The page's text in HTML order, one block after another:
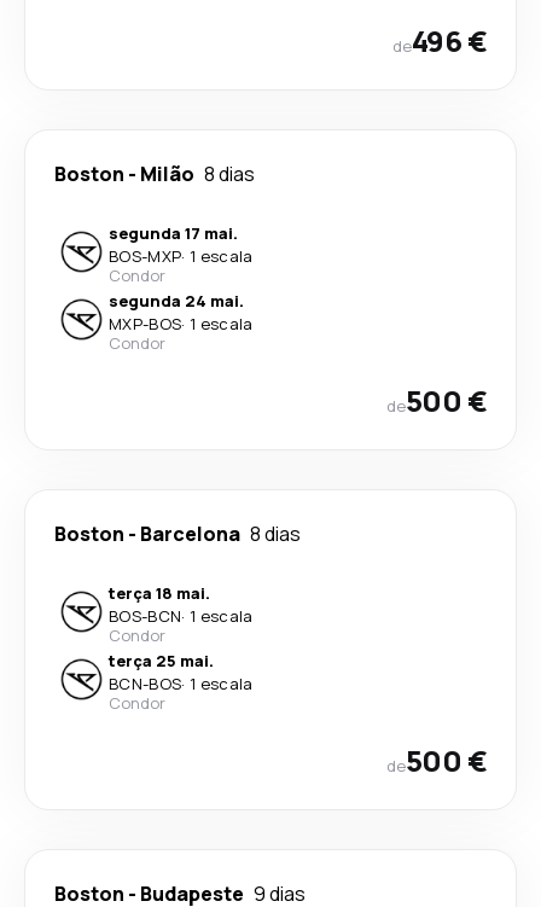
de496 €
Boston - Milão 8 dias
segunda 17 mai.
BOS-MXP· 1 escala
Condor
segunda 24 mai.
MXP-BOS· 1 escala
Condor
de500 €
Boston - Barcelona 8 dias
terça 18 mai.
BOS-BCN· 1 escala
Condor
terça 25 mai.
BCN-BOS· 1 escala
Condor
de500 €
Boston - Budapeste 9 dias